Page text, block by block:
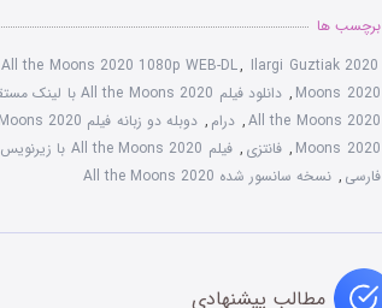
برچسب ها
All the Moons 2020 1080p WEB-DL, Ilargi Guztiak 2020
Moons 2020
, دانلود فیلم All the Moons 2020 با لینک مستقیم
All the Moons 2020
, درام , دوبله دو زبانه فیلم All the Moons 2020
Moons 2020
, فانتزی , فیلم All the Moons 2020 با زیرنویس چسبیده
فارسی , نسخه سانسور شده All the Moons 2020
مطالب پیشنهادی